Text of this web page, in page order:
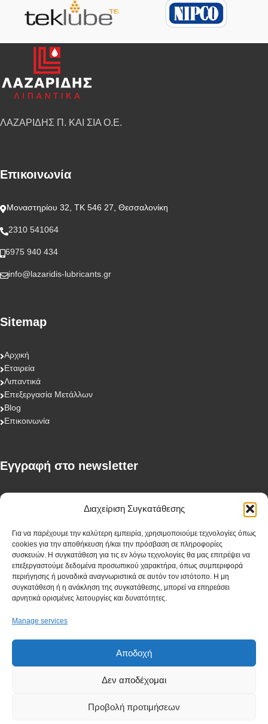
Διαχείριση Συγκατάθεσης
Για να παρέχουμε την καλύτερη εμπειρία, χρησιμοποιούμε τεχνολογίες όπως
cookies για την αποθήκευση ή/και την πρόσβαση σε πληροφορίες
συσκευών. Η συγκατάθεση για τις εν λόγω τεχνολογίες θα μας επιτρέψει να
επεξεργαστούμε δεδομένα προσωπικού χαρακτήρα, όπως συμπεριφορά
περιήγησης ή μοναδικά αναγνωριστικά σε αυτόν τον ιστότοπο. Η μη
συγκατάθεση ή η ανάκληση της συγκατάθεσης, μπορεί να επηρεάσει
αρνητικά ορισμένες λειτουργίες και δυνατότητες.
Manage services
Αποδοχή
Δεν αποδέχομαι
Προβολή προτιμήσεων
ΛΑΖΑΡΙΔΗΣ Π. ΚΑΙ ΣΙΑ Ο.Ε.
Επικοινωνία
Μοναστηρίου 32, ΤΚ 546 27, Θεσσαλονίκη
2310 541064
6975 940 434
info@lazaridis-lubricants.gr
Sitemap
Αρχική
Εταιρεία
Λιπαντικά
Επεξεργασία Μετάλλων
Blog
Επικοινωνία
Eγγραφή στο newsletter
First Name
Last Name
I have read and agree to the terms & conditions